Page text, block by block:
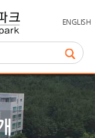
ENGLISH